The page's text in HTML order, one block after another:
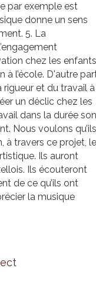
par exemple est
donne un sens
5. La
chez les enfants
à l’école. D'autre
rigueur et du travail à
un déclic chez les
dans la durée
Nous voulons qu’ils
à travers ce projet,
Ils auront
Ils écouteront
de ce qu’ils ont
la musique